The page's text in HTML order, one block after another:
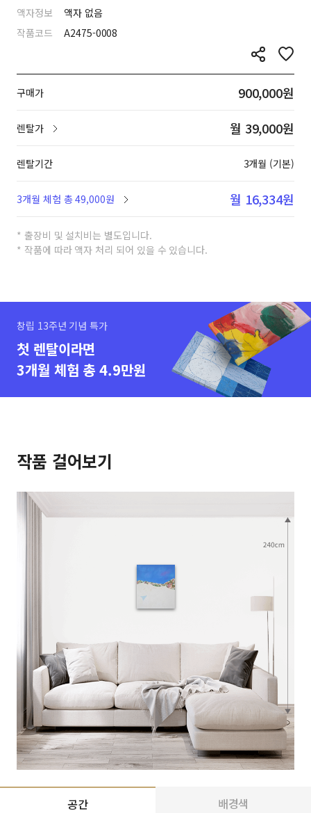
액자정보
액자 없음
작품코드
A2475-0008
구매가 900,000원
렌탈가 월 39,000원
렌탈기간 3개월 (기본)
3개월 체험 총 49,000원 월 16,334원
* 출장비 및 설치비는 별도입니다.
* 작품에 따라 액자 처리 되어 있을 수 있습니다.
창립 13주년 기념 특가
첫 렌탈이라면
3개월 체험 총 4.9만원
작품 걸어보기
공간 배경색